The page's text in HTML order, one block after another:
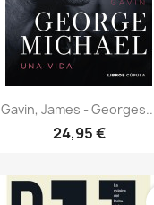
Gavin, James -
24,95 €